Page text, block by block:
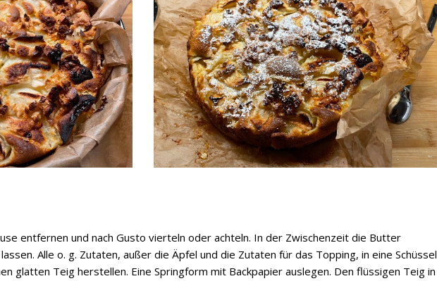
entfernen und nach Gusto vierteln oder achteln. In der Zwischenzeit die Butter
Alle o. g. Zutaten, außer die Äpfel und die Zutaten für das Topping, in eine Schüssel
glatten Teig herstellen. Eine Springform mit Backpapier auslegen. Den flüssigen Teig in